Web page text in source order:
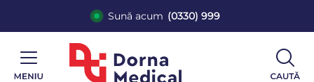
Sună acum (0330) 999